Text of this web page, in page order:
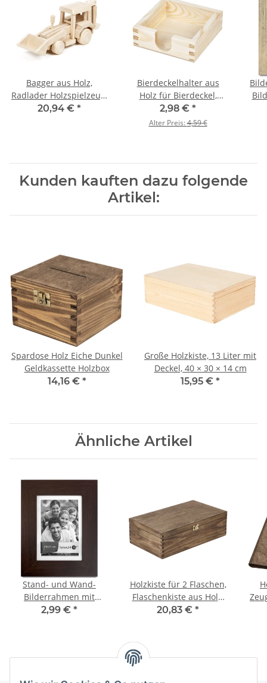
Bagger aus Holz,
Radlader Holzspielzeug,
27 × 7 × 10 cm
20,94 € *
Bierdeckelhalter aus
Holz für Bierdeckel,
125 × 125 × 45 mm
2,98 € *
Alter Preis:4,59 €
Kunden kauften dazu folgende
Artikel:
Spardose Holz Eiche Dunkel
Geldkassette Holzbox
14,16 € *
Große Holzkiste, 13 Liter mit
Deckel, 40 × 30 × 14 cm
15,95 € *
Ähnliche Artikel
Stand- und Wand-
Bilderrahmen mit
Glasscheibe, 15 x 21 cm
2,99 € *
Holzkiste für 2 Flaschen,
Flaschenkiste aus Holz,
36 × 20 × 10 cm
20,83 € *